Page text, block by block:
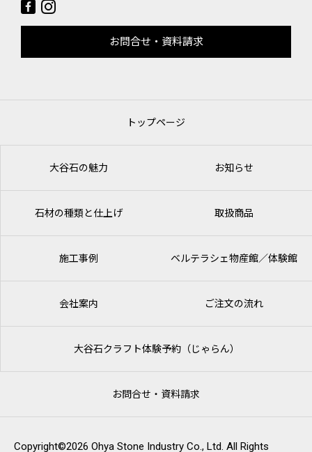
お問合せ・資料請求
トップページ
大谷石の魅力 お知らせ
石材の種類と仕上げ 取扱商品
施工事例 ベルテラシェ物産館／体験館
会社案内 ご注文の流れ
大谷石クラフト体験予約（じゃらん）
お問合せ・資料請求
Copyright©2026 Ohya Stone Industry Co., Ltd. All Rights